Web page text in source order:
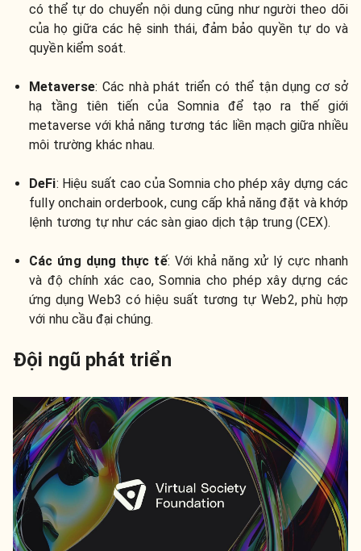
có thể tự do chuyển nội dung cũng như người theo dõi
của họ giữa các hệ sinh thái, đảm bảo quyền tự do và
quyền kiểm soát.
Metaverse: Các nhà phát triển có thể tận dụng cơ sở
hạ tầng tiên tiến của Somnia để tạo ra thế giới
metaverse với khả năng tương tác liền mạch giữa nhiều
môi trường khác nhau.
DeFi: Hiệu suất cao của Somnia cho phép xây dựng các
fully onchain orderbook, cung cấp khả năng đặt và khớp
lệnh tương tự như các sàn giao dịch tập trung (CEX).
Các ứng dụng thực tế: Với khả năng xử lý cực nhanh
và độ chính xác cao, Somnia cho phép xây dựng các
ứng dụng Web3 có hiệu suất tương tự Web2, phù hợp
với nhu cầu đại chúng.
Đội ngũ phát triển